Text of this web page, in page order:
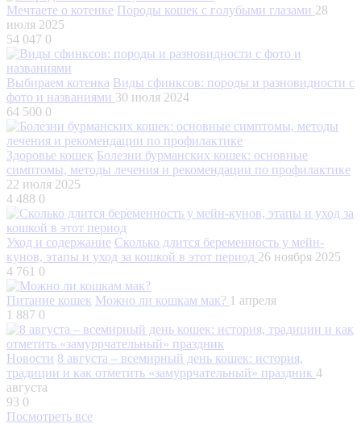
Мечтаете о котенке Породы кошек с голубыми глазами 28
июля 2025
54 047 0
Выбираем котенка Виды сфинксов: породы и разновидности с
фото и названиями 30 июля 2024
64 500 0
Здоровье кошек Болезни бурманских кошек: основные
симптомы, методы лечения и рекомендации по профилактике
22 июля 2025
4 488 0
Уход и содержание Сколько длится беременность у мейн-
кунов, этапы и уход за кошкой в этот период 26 ноября 2025
4 761 0
Питание кошек Можно ли кошкам мак? 1 апреля
1 887 0
Новости 8 августа – всемирный день кошек: история,
традиции и как отметить «замуррчательный» праздник 4
августа
93 0
Посмотреть все